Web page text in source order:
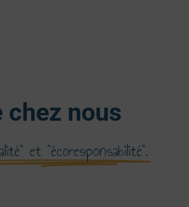
chez nous
et "écoresponsabilité".